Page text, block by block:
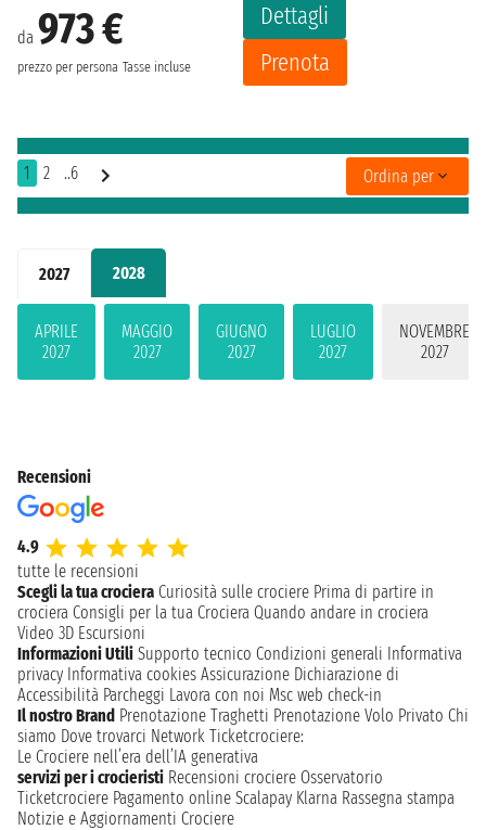
2027 2028
APRILE
2027
MAGGIO
2027
GIUGNO
2027
LUGLIO
2027
NOVEMBRE
2027
da 973 €
prezzo per persona Tasse incluse
Dettagli
Prenota
1 2 ..6 Ordina per
Recensioni
4.9
tutte le recensioni
Scegli la tua crociera Curiosità sulle crociere Prima di partire in
crociera Consigli per la tua Crociera Quando andare in crociera
Video 3D Escursioni
Informazioni Utili Supporto tecnico Condizioni generali Informativa
privacy Informativa cookies Assicurazione Dichiarazione di
Accessibilità Parcheggi Lavora con noi Msc web check-in
Il nostro Brand Prenotazione Traghetti Prenotazione Volo Privato Chi
siamo Dove trovarci Network Ticketcrociere:
Le Crociere nell’era dell’IA generativa
servizi per i crocieristi Recensioni crociere Osservatorio
Ticketcrociere Pagamento online Scalapay Klarna Rassegna stampa
Notizie e Aggiornamenti Crociere